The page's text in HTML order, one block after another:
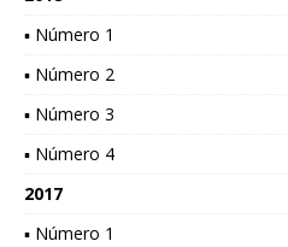
▪ Número 1
▪ Número 2
▪ Número 3
▪ Número 4
2017
▪ Número 1